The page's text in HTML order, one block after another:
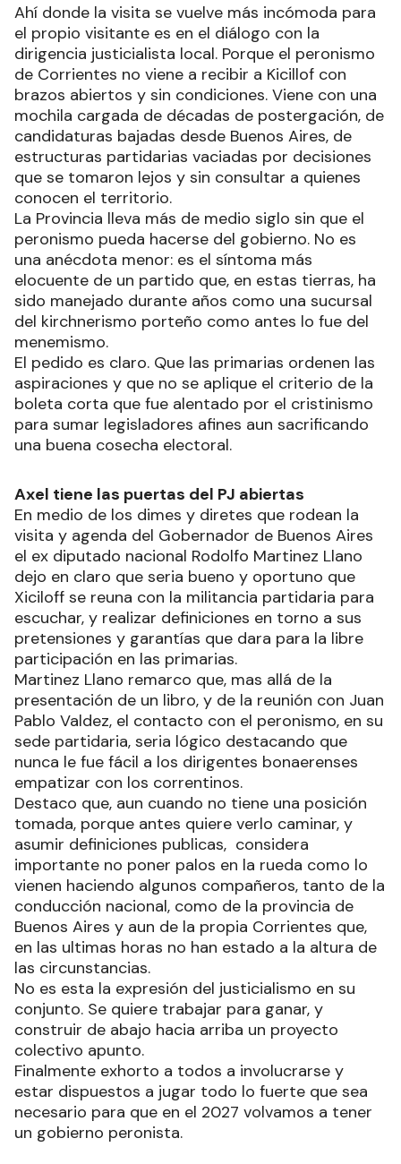
Ahí donde la visita se vuelve más incómoda para
el propio visitante es en el diálogo con la
dirigencia justicialista local. Porque el peronismo
de Corrientes no viene a recibir a Kicillof con
brazos abiertos y sin condiciones. Viene con una
mochila cargada de décadas de postergación, de
candidaturas bajadas desde Buenos Aires, de
estructuras partidarias vaciadas por decisiones
que se tomaron lejos y sin consultar a quienes
conocen el territorio.
La Provincia lleva más de medio siglo sin que el
peronismo pueda hacerse del gobierno. No es
una anécdota menor: es el síntoma más
elocuente de un partido que, en estas tierras, ha
sido manejado durante años como una sucursal
del kirchnerismo porteño como antes lo fue del
menemismo.
El pedido es claro. Que las primarias ordenen las
aspiraciones y que no se aplique el criterio de la
boleta corta que fue alentado por el cristinismo
para sumar legisladores afines aun sacrificando
una buena cosecha electoral.
Axel tiene las puertas del PJ abiertas
En medio de los dimes y diretes que rodean la
visita y agenda del Gobernador de Buenos Aires
el ex diputado nacional Rodolfo Martinez Llano
dejo en claro que seria bueno y oportuno que
Xiciloff se reuna con la militancia partidaria para
escuchar, y realizar definiciones en torno a sus
pretensiones y garantías que dara para la libre
participación en las primarias.
Martinez Llano remarco que, mas allá de la
presentación de un libro, y de la reunión con Juan
Pablo Valdez, el contacto con el peronismo, en su
sede partidaria, seria lógico destacando que
nunca le fue fácil a los dirigentes bonaerenses
empatizar con los correntinos.
Destaco que, aun cuando no tiene una posición
tomada, porque antes quiere verlo caminar, y
asumir definiciones publicas, considera
importante no poner palos en la rueda como lo
vienen haciendo algunos compañeros, tanto de la
conducción nacional, como de la provincia de
Buenos Aires y aun de la propia Corrientes que,
en las ultimas horas no han estado a la altura de
las circunstancias.
No es esta la expresión del justicialismo en su
conjunto. Se quiere trabajar para ganar, y
construir de abajo hacia arriba un proyecto
colectivo apunto.
Finalmente exhorto a todos a involucrarse y
estar dispuestos a jugar todo lo fuerte que sea
necesario para que en el 2027 volvamos a tener
un gobierno peronista.